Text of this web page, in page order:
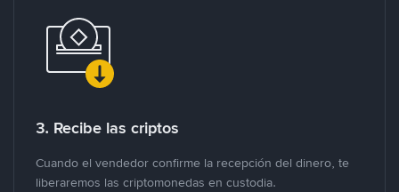
3. Recibe las criptos
Cuando el vendedor confirme la recepción del dinero, te
liberaremos las criptomonedas en custodia.